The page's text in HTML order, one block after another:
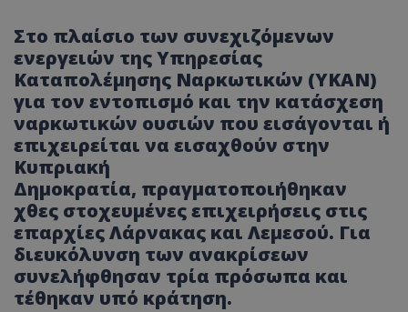
Στο πλαίσιο των συνεχιζόμενων
ενεργειών της Υπηρεσίας
Καταπολέμησης Ναρκωτικών (ΥΚΑΝ)
για τον εντοπισμό και την κατάσχεση
ναρκωτικών ουσιών που εισάγονται ή
επιχειρείται να εισαχθούν στην
Κυπριακή
Δημοκρατία, πραγματοποιήθηκαν
χθες στοχευμένες επιχειρήσεις στις
επαρχίες Λάρνακας και Λεμεσού. Για
διευκόλυνση των ανακρίσεων
συνελήφθησαν τρία πρόσωπα και
τέθηκαν υπό κράτηση.